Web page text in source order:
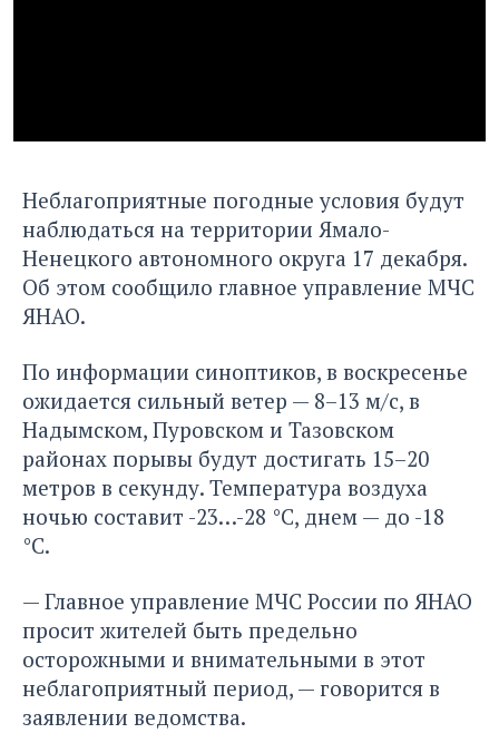
Неблагоприятные погодные условия будут
наблюдаться на территории Ямало-
Ненецкого автономного округа 17 декабря.
Об этом сообщило главное управление МЧС
ЯНАО.
По информации синоптиков, в воскресенье
ожидается сильный ветер — 8–13 м/с, в
Надымском, Пуровском и Тазовском
районах порывы будут достигать 15–20
метров в секунду. Температура воздуха
ночью составит -23…-28 °C, днем — до -18
°C.
— Главное управление МЧС России по ЯНАО
просит жителей быть предельно
осторожными и внимательными в этот
неблагоприятный период, — говорится в
заявлении ведомства.